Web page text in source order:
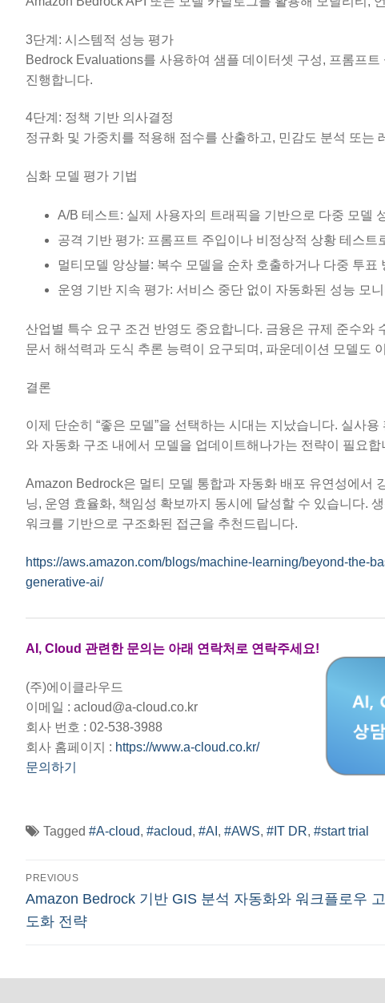
3단계: 시스템적 성능 평가
Bedrock Evaluations를 사용하여 샘플 데이터셋 구성, 프롬프
진행합니다.
4단계: 정책 기반 의사결정
정규화 및 가중치를 적용해 점수를 산출하고, 민감도 분석 또는
심화 모델 평가 기법
A/B 테스트: 실제 사용자의 트래픽을 기반으로 다중 모델
공격 기반 평가: 프롬프트 주입이나 비정상적 상황 테스트
멀티모델 앙상블: 복수 모델을 순차 호출하거나 다중 투표
운영 기반 지속 평가: 서비스 중단 없이 자동화된 성능 모
산업별 특수 요구 조건 반영도 중요합니다. 금융은 규제 준수
문서 해석력과 도식 추론 능력이 요구되며, 파운데이션 모델도
결론
이제 단순히 “좋은 모델”을 선택하는 시대는 지났습니다. 실사
와 자동화 구조 내에서 모델을 업데이트해나가는 전략이 필요합
Amazon Bedrock은 멀티 모델 통합과 자동화 배포 유연성에서
닝, 운영 효율화, 책임성 확보까지 동시에 달성할 수 있습니다.
워크를 기반으로 구조화된 접근을 추천드립니다.
https://aws.amazon.com/blogs/machine-learning/beyond-the-
generative-ai/
AI, Cloud 관련한 문의는 아래 연락처로 연락주세요!
(주)에이클라우드
이메일 : acloud@a-cloud.co.kr
회사 번호 : 02-538-3988
회사 홈페이지 : https://www.a-cloud.co.kr/
문의하기
Tagged #A-cloud, #acloud, #AI , #AWS, #IT DR, #start trial
글
탐
색
PREVIOUS
Previous
post:
Amazon Bedrock 기반 GIS 분석 자동화와 워크플로우 고
도화 전략